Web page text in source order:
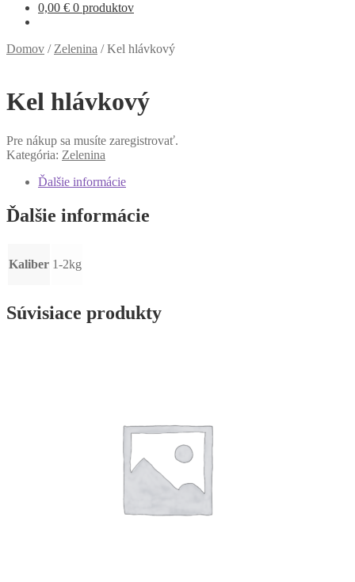
0,00 € 0 produktov
Domov / Zelenina /Kel hlávkový
Kel hlávkový
Pre nákup sa musíte zaregistrovať.
Kategória: Zelenina
Ďalšie informácie
Ďalšie informácie
Kaliber 1-2kg
Súvisiace produkty